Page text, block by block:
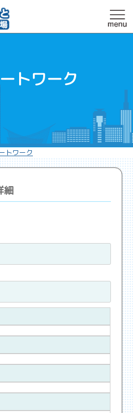
トワーク
トワーク
細